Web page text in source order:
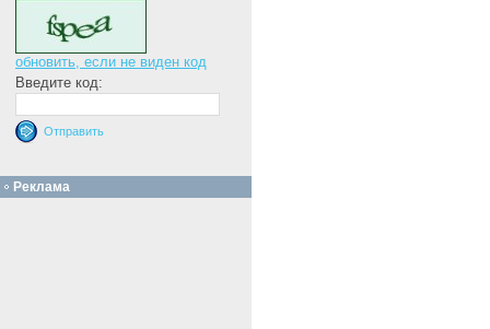
обновить, если не виден код
Введите код:
Реклама